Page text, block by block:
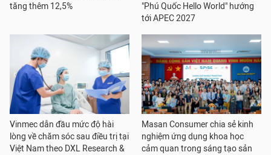
tăng thêm 12,5%
"Phú Quốc Hello World" hướng
tới APEC 2027
Vinmec dẫn đầu mức độ hài
lòng về chăm sóc sau điều trị tại
Việt Nam theo DXL Research &
Masan Consumer chia sẻ kinh
nghiệm ứng dụng khoa học
cảm quan trong sáng tạo sản